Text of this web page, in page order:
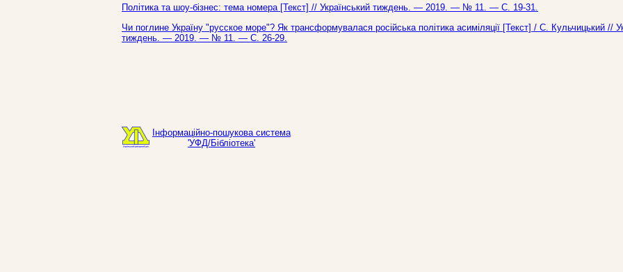
Політика та шоу-бізнес: тема номера [Текст] // Український тиждень. — 2019. — № 11. — С. 19-31.
Чи поглине Україну "русское море"? Як трансформувалася російська політика асиміляції [Текст] / С. Кульчицький //
тиждень. — 2019. — № 11. — С. 26-29.
Інформаційно-пошукова система
'УФД/Бібліотека'